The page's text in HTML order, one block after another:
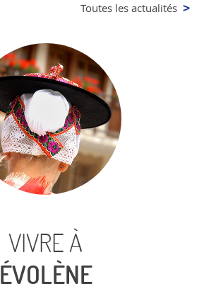
Toutes les actualités
VIVRE À
ÉVOLÈNE